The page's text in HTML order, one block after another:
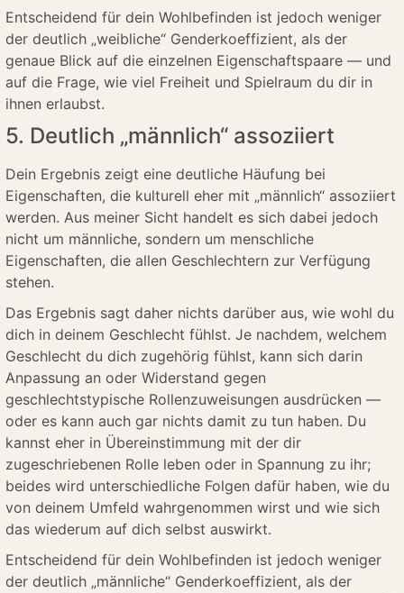
Entscheidend für dein Wohlbefinden ist jedoch weniger
der deutlich „weibliche“ Genderkoeffizient, als der
genaue Blick auf die einzelnen Eigenschaftspaare — und
auf die Frage, wie viel Freiheit und Spielraum du dir in
ihnen erlaubst.
5. Deutlich „männlich“ assoziiert
Dein Ergebnis zeigt eine deutliche Häufung bei
Eigenschaften, die kulturell eher mit „männlich“ assoziiert
werden. Aus meiner Sicht handelt es sich dabei jedoch
nicht um männliche, sondern um menschliche
Eigenschaften, die allen Geschlechtern zur Verfügung
stehen.
Das Ergebnis sagt daher nichts darüber aus, wie wohl du
dich in deinem Geschlecht fühlst. Je nachdem, welchem
Geschlecht du dich zugehörig fühlst, kann sich darin
Anpassung an oder Widerstand gegen
geschlechtstypische Rollenzuweisungen ausdrücken —
oder es kann auch gar nichts damit zu tun haben. Du
kannst eher in Übereinstimmung mit der dir
zugeschriebenen Rolle leben oder in Spannung zu ihr;
beides wird unterschiedliche Folgen dafür haben, wie du
von deinem Umfeld wahrgenommen wirst und wie sich
das wiederum auf dich selbst auswirkt.
Entscheidend für dein Wohlbefinden ist jedoch weniger
der deutlich „männliche“ Genderkoeffizient, als der